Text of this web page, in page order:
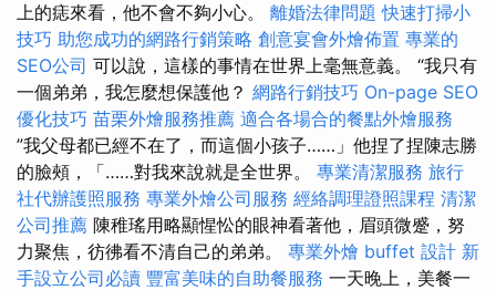
上的痣來看，他不會不夠小心。 離婚法律問題 快速打掃小
技巧 助您成功的網路行銷策略 創意宴會外燴佈置 專業的
SEO公司 可以說，這樣的事情在世界上毫無意義。 “我只有
一​​個弟弟，我怎麼想保護他？ 網路行銷技巧 On-page SEO
優化技巧 苗栗外燴服務推薦 適合各場合的餐點外燴服務
”我父母都已經不在了，而這個小孩子……」他捏了捏陳志勝
的臉頰，「……對我來說就是全世界。 專業清潔服務 旅行
社代辦護照服務 專業外燴公司服務 經絡調理證照課程 清潔
公司推薦 陳稚瑤用略顯惺忪的眼神看著他，眉頭微蹙，努
力聚焦，彷彿看不清自己的弟弟。 專業外燴 buffet 設計 新
手設立公司必讀 豐富美味的自助餐服務 一天晚上，美餐一